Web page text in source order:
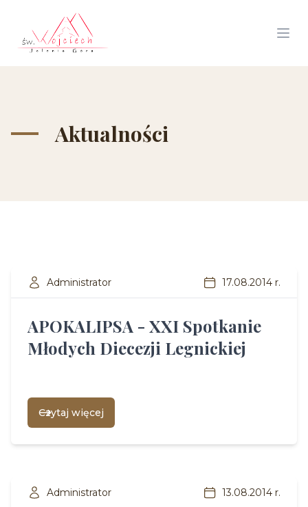
Aktualności
Administrator 17.08.2014 r.
APOKALIPSA - XXI Spotkanie
Młodych Diecezji Legnickiej
Czytaj więcej
Administrator 13.08.2014 r.